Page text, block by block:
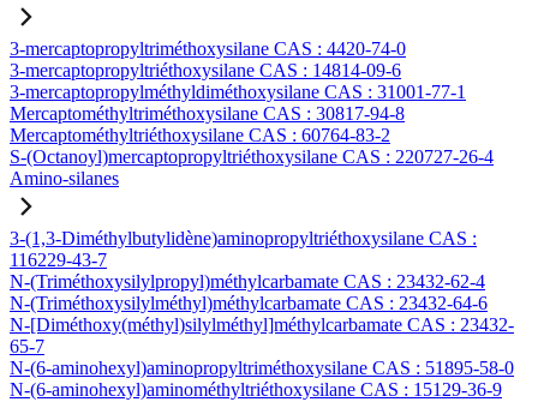
3-mercaptopropyltriméthoxysilane CAS : 4420-74-0
3-mercaptopropyltriéthoxysilane CAS : 14814-09-6
3-mercaptopropylméthyldiméthoxysilane CAS : 31001-77-1
Mercaptométhyltriméthoxysilane CAS : 30817-94-8
Mercaptométhyltriéthoxysilane CAS : 60764-83-2
S-(Octanoyl)mercaptopropyltriéthoxysilane CAS : 220727-26-4
Amino-silanes
3-(1,3-Diméthylbutylidène)aminopropyltriéthoxysilane CAS :
116229-43-7
N-(Triméthoxysilylpropyl)méthylcarbamate CAS : 23432-62-4
N-(Triméthoxysilylméthyl)méthylcarbamate CAS : 23432-64-6
N-[Diméthoxy(méthyl)silylméthyl]méthylcarbamate CAS : 23432-
65-7
N-(6-aminohexyl)aminopropyltriméthoxysilane CAS : 51895-58-0
N-(6-aminohexyl)aminométhyltriéthoxysilane CAS : 15129-36-9